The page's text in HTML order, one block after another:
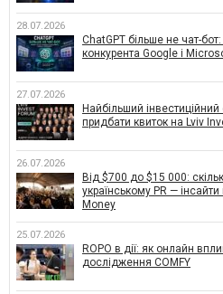
28.07.2026
ChatGPT більше не чат-
конкурента Google і
27.07.2026
Найбільший інвестиційний
придбати квиток на Lviv
26.07.2026
Від $700 до $15 000:
українському PR —
Money
25.07.2026
ROPO в дії: як онлайн
дослідження COMFY